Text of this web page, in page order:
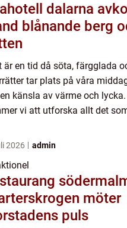
dalarna avkoppling
blånande berg
är en tid då söta, färgglada
tar plats på våra
känsla av värme och
vi att utforska allt det
2026 admin
södermalm
möter
puls